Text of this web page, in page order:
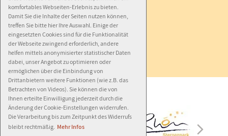
komfortables Webseiten-Erlebnis zu bieten.
Damit Sie die Inhalte der Seiten nutzen können,
treffen Sie bitte hier Ihre Auswahl. Einige der
eingesetzten Cookies sind für die Funktionalität
der Webseite zwingend erforderlich, andere
helfen mittels anonymisierter statistischer Daten
dabei, unser Angebot zu optimieren oder
ermöglichen über die Einbindung von
Drittanbietern weitere Funktionen (wie z.B. das
Betrachten von Videos). Sie können die von
Ihnen erteilte Einwilligung jederzeit durch die
Änderung der Cookie-Einstellungen widerrufen.
Die Verarbeitung bis zum Zeitpunkt des Widerrufs
bleibt rechtmäßig. Mehr Infos
Impressum
Datenschutz
Barrierefreiheit